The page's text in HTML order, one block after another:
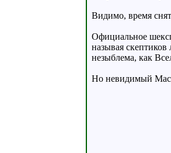
Видимо, время
Официальное
называя
незыблема, как
Но невидимый